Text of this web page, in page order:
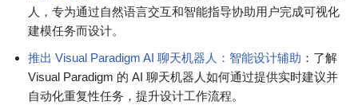
人，专为通过自然语言交互和智能指导协助用户完成可视化
建模任务而设计。
推出 Visual Paradigm AI 聊天机器人：智能设计辅助 ：了解
Visual Paradigm 的 AI 聊天机器人如何通过提供实时建议并
自动化重复性任务，提升设计工作流程。